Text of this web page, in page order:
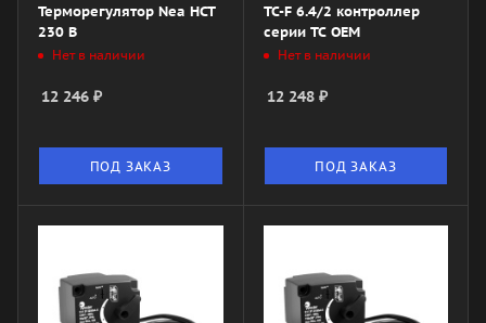
Терморегулятор Nea HCT
230 В
Нет в наличии
12 246 ₽
ПОД ЗАКАЗ
TC-F 6.4/2 контроллер
серии ТС OEM
Нет в наличии
12 248₽
ПОД ЗАКАЗ